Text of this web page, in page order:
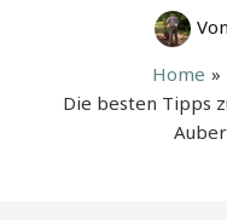
Von
Home
Die besten Tipps